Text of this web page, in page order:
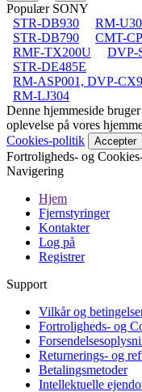
Populær SONY
STR-DB930
RM-
STR-DB790
CMT-
RMF-TX200U
DVP-
STR-DE485E
RM-ASP001, DVP-
RM-LJ304
Denne hjemmeside
oplevelse på vores
Cookies-politik
Accepter
Fortroligheds- og
Navigering
Hjem
Fjernstyringer
Kontakter
Log på
Registrer
Support
Vilkår og
Fortroligheds- og
Returnerings- og
Betalingsmetoder
Intellektuelle